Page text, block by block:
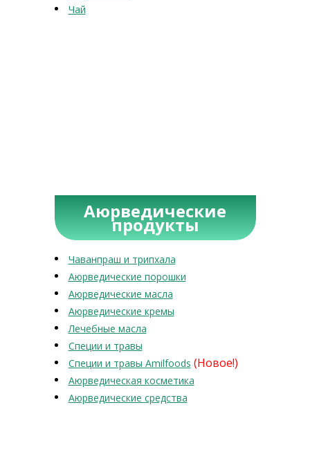
Чай
Аюрведические
продукты
Чаванпраш и трипхала
Аюрведические порошки
Аюрведические масла
Аюрведические кремы
Лечебные масла
Специи и травы
Специи и травы Amilfoods (Новое!)
Аюрведическая косметика
Аюрведические средства